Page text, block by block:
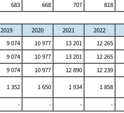
683 668 707 818
2019 2020 2021 2022
9 074 10 977 13 201 12 265
9 074 10 977 13 201 12 265
9 074 10 977 12 890 12 239
1 352 1 650 1 934 1 858
- - - -